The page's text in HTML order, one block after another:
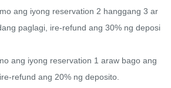
ang iyong reservation 2 hanggang 3 ar
paglagi, ire-refund ang 30% ng deposi
ang iyong reservation 1 araw bago ang
refund ang 20% ​​ng deposito.